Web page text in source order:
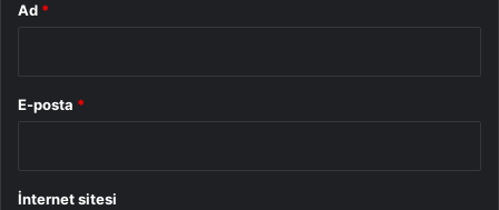
Ad *
E-posta *
İnternet sitesi